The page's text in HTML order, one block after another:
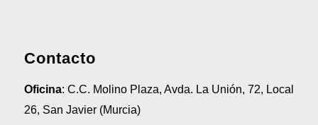
Contacto
Oficina: C.C. Molino Plaza, Avda. La Unión, 72, Local
26, San Javier (Murcia)